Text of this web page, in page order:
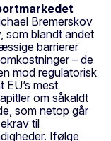
Bremerskov
som blandt andet
barrierer
– de
mod regulatorisk
mest
om såkaldt
som netop går
til
Ifølge